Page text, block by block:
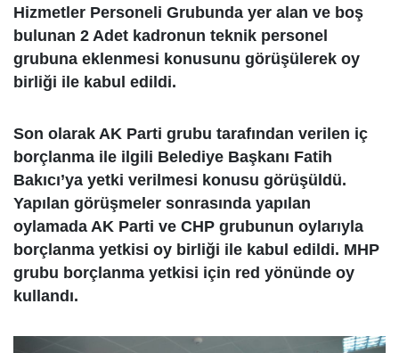
Hizmetler Personeli Grubunda yer alan ve boş
bulunan 2 Adet kadronun teknik personel
grubuna eklenmesi konusunu görüşülerek oy
birliği ile kabul edildi.
Son olarak AK Parti grubu tarafından verilen iç
borçlanma ile ilgili Belediye Başkanı Fatih
Bakıcı’ya yetki verilmesi konusu görüşüldü.
Yapılan görüşmeler sonrasında yapılan
oylamada AK Parti ve CHP grubunun oylarıyla
borçlanma yetkisi oy birliği ile kabul edildi. MHP
grubu borçlanma yetkisi için red yönünde oy
kullandı.